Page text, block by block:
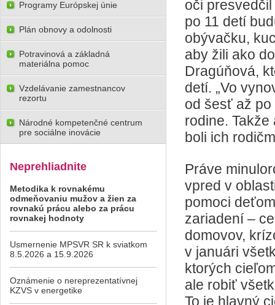
oči
po 11 detí
obývačku,
aby žili ako
Dragúňová,
detí. „Vo
od šesť až
rodine.
boli ich
Práve
vpred v
pomoci
zariadení –
domovov,
v januári
ktorých
ale robiť
To je hlavný
Programy Európskej únie
Plán obnovy a odolnosti
Potravinová a základná
materiálna pomoc
Vzdelávanie zamestnancov
rezortu
Národné kompetenčné centrum
pre sociálne inovácie
Neprehliadnite
Metodika k rovnakému
odmeňovaniu mužov a žien za
rovnakú prácu alebo za prácu
rovnakej hodnoty
Usmernenie MPSVR SR k sviatkom
8.5.2026 a 15.9.2026
Oznámenie o nereprezentatívnej
KZVS v energetike